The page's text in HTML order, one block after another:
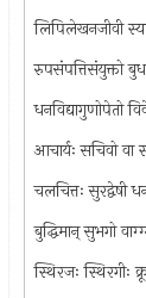
लिपिलेखनजीवी
रुपसंपत्तिसंयुक्तो
धनविद्यागुणोपेतो
आचार्यः सचिवो वा
चलचित्तः सुरद्वेषी
बुद्धिमान् सुभगो
स्थिरजः स्थिरगीः